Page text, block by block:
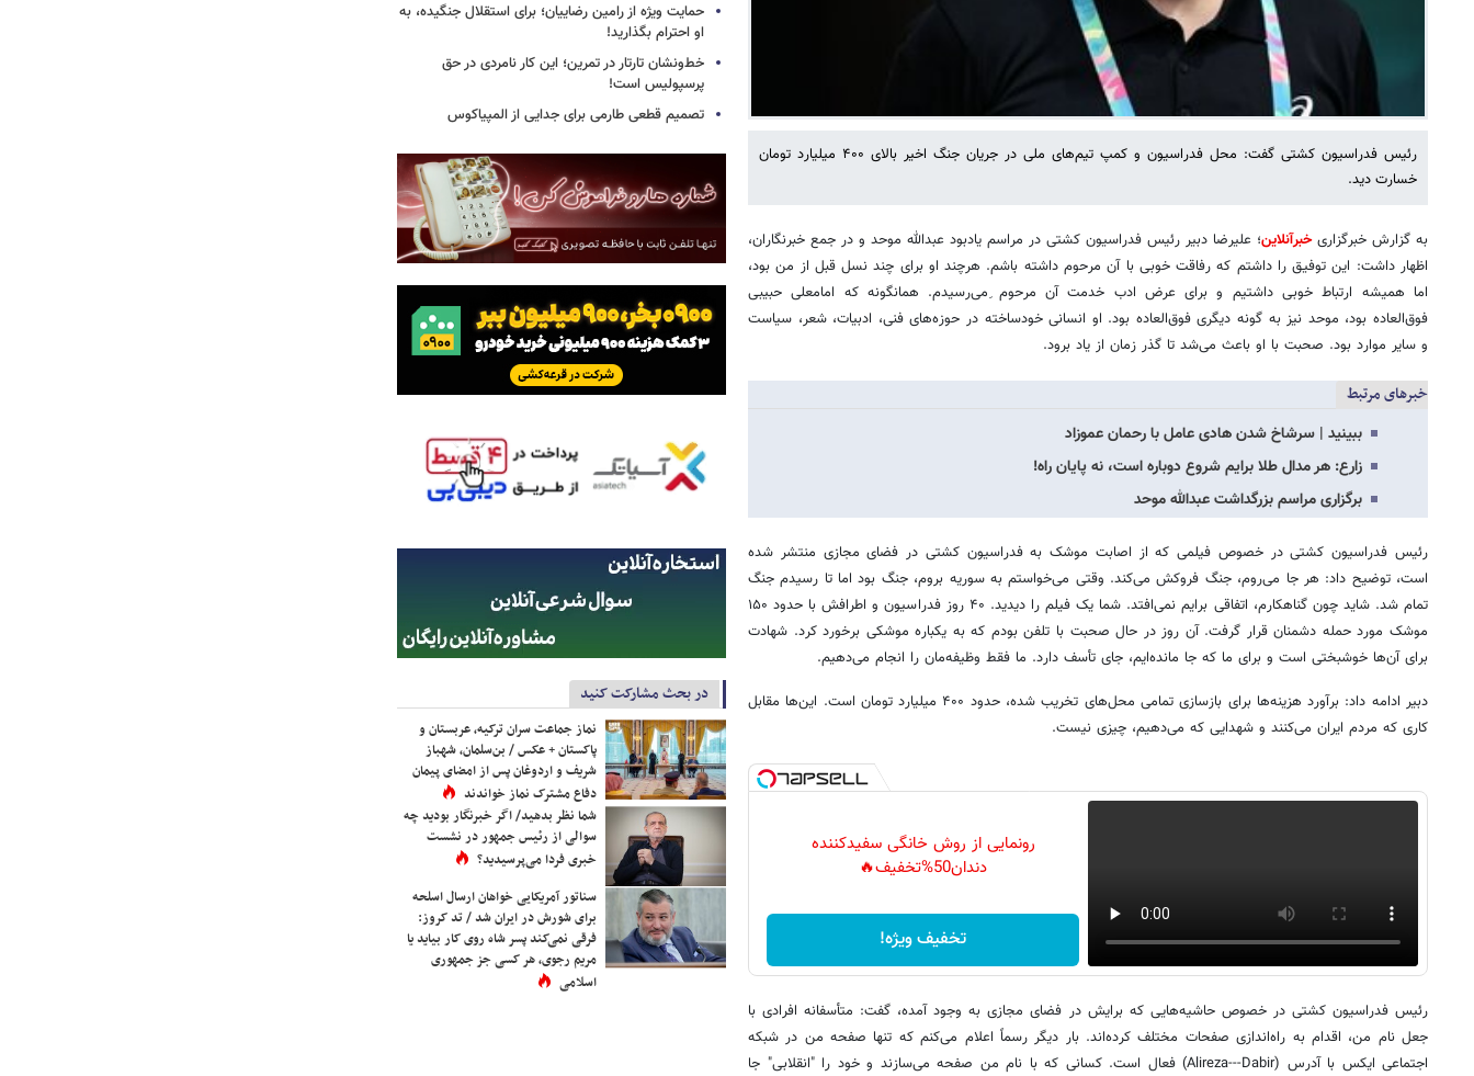
رئیس فدراسیون کشتی گفت: محل فدراسیون و کمپ تیم‌های ملی در جریان جنگ اخیر بالای ۴۰۰ میلیارد تومان
خسارت دید.
به گزارش خبرگزاریخبرآنلاین؛ علیرضا دبیر رئیس فدراسیون کشتی در مراسم یادبود عبدالله موحد و در جمع خبرنگاران،
اظهار داشت: این توفیق را داشتم که رفاقت خوبی با آن مرحوم داشته باشم. هرچند او برای چند نسل قبل از من بود،
اما همیشه ارتباط خوبی داشتیم و برای عرض ادب خدمت آن مرحوم ِ‌می‌رسیدم. همانگونه که امامعلی حبیبی
فوق‌العاده بود، موحد نیز به گونه دیگری فوق‌العاده بود. او انسانی خودساخته در حوزه‌های فنی، ادبیات، شعر، سیاست
و سایر موارد بود. صحبت با او باعث می‌شد تا گذر زمان از یاد برود.
خبرهای مرتبط
ببینید | سرشاخ شدن هادی عامل با رحمان عموزاد
زارع: هر مدال طلا برایم شروع دوباره است، نه پایان راه!
برگزاری مراسم بزرگداشت عبدالله موحد
رئیس فدراسیون کشتی در خصوص فیلمی که از اصابت موشک به فدراسیون کشتی در فضای مجازی منتشر شده
است، توضیح داد: هر جا می‌روم، جنگ فروکش می‌کند. وقتی می‌خواستم به سوریه بروم، جنگ بود اما تا رسیدم جنگ
تمام شد. شاید چون گناهکارم، اتفاقی برایم نمی‌افتد. شما یک فیلم را دیدید. ۴۰ روز فدراسیون و اطرافش با حدود ۱۵۰
موشک مورد حمله دشمنان قرار گرفت. آن روز در حال صحبت با تلفن بودم که به یکباره موشکی برخورد کرد. شهادت
برای آن‌ها خوشبختی است و برای ما که جا مانده‌ایم، جای تأسف دارد. ما فقط وظیفه‌مان را انجام می‌دهیم.
دبیر ادامه داد: برآورد هزینه‌ها برای بازسازی تمامی محل‌های تخریب شده، حدود ۴۰۰ میلیارد تومان است. این‌ها مقابل
کاری که مردم ایران می‌کنند و شهدایی که می‌دهیم، چیزی نیست.
رونمایی از روش خانگی سفیدکننده
دندان50%تخفیف🔥
تخفیف ویژه!
رئیس فدراسیون کشتی در خصوص حاشیه‌هایی که برایش در فضای مجازی به وجود آمده، گفت: متأسفانه افرادی با
جعل نام من، اقدام به راه‌اندازی صفحات مختلف کرده‌اند. بار دیگر رسماً اعلام می‌کنم که تنها صفحه من در شبکه
اجتماعی ایکس با آدرس (Alireza---Dabir) فعال است. کسانی که با نام من صفحه می‌سازند و خود را "انقلابی" جا
حمایت ویژه از رامین رضاییان؛ برای استقلال جنگیده، به
او احترام بگذارید!
خط‌ونشان تارتار در تمرین؛ این کار نامردی در حق
پرسپولیس است!
تصمیم قطعی طارمی برای جدایی از المپیاکوس
در بحث مشارکت کنید
نماز جماعت سران ترکیه، عربستان و
پاکستان + عکس / بن‌سلمان، شهباز
شریف و اردوغان پس از امضای پیمان
دفاع مشترک نماز خواندند
شما نظر بدهید/ اگر خبرنگار بودید چه
سوالی از رئیس جمهور در نشست
خبری فردا می‌پرسیدید؟
سناتور آمریکایی خواهان ارسال اسلحه
برای شورش در ایران شد / تد کروز:
فرقی نمی‌کند پسر شاه روی کار بیاید یا
مریم رجوی، هر کسی جز جمهوری
اسلامی